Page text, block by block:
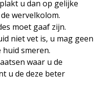
u dan op gelijke
wervelkolom.
moet gaaf zijn.
niet vet is, u mag geen
huid smeren.
waar u de
u de deze beter